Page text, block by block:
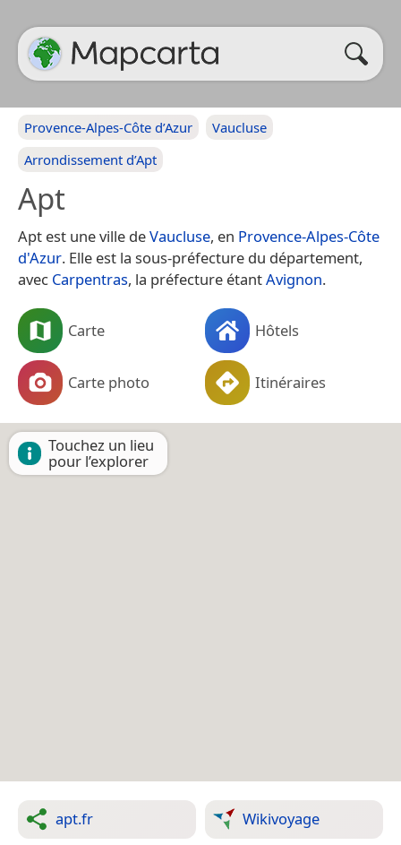
Provence-Alpes-Côte d’Azur
Vaucluse
Arrondissement d’Apt
Apt
Apt est une ville deVaucluse, en Provence-Alpes-Côte
d'Azur. Elle est la sous-préfecture du département,
avec Carpentras, la préfecture étantAvignon.
Carte Hôtels
Carte photo Itinéraires
Touchez un lieu
pour l’explorer
apt.fr Wikivoyage